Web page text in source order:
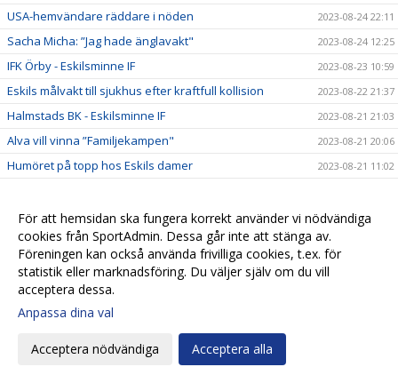
USA-hemvändare räddare i nöden 2023-08-24 22:11
Sacha Micha: ”Jag hade änglavakt" 2023-08-24 12:25
IFK Örby - Eskilsminne IF 2023-08-23 10:59
Eskils målvakt till sjukhus efter kraftfull kollision 2023-08-22 21:37
Halmstads BK - Eskilsminne IF 2023-08-21 21:03
Alva vill vinna ”Familjekampen" 2023-08-21 20:06
Humöret på topp hos Eskils damer 2023-08-21 11:02
Dagens match framflyttad en timme pga bussproblem
för gästerna!
2023-08-19 11:28
Eskilscoachen: ”Tätt matchande är bara roligt" 2023-08-18 10:13
”Issa” vill ha revansch på Ljungskile 2023-08-18 09:57
Eskilsminne IF - Ljungskile SK
Ny talang debuterar i cupen mot Värnamo
För att hemsidan ska fungera korrekt använder vi nödvändiga
cookies från SportAdmin. Dessa går inte att stänga av.
Föreningen kan också använda frivilliga cookies, t.ex. för
statistik eller marknadsföring. Du väljer själv om du vill
acceptera dessa.
Anpassa dina val
Acceptera nödvändiga Acceptera alla